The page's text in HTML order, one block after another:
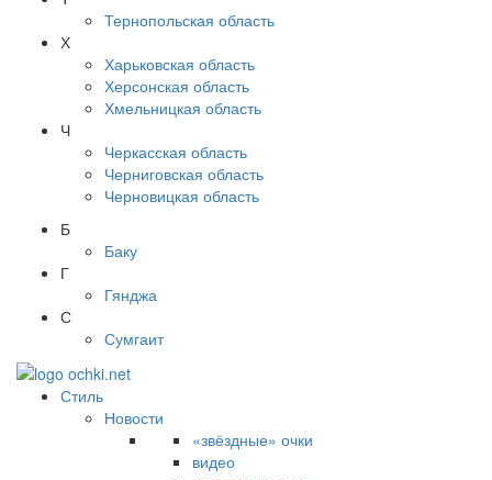
Тернопольская область
Х
Харьковская область
Херсонская область
Хмельницкая область
Ч
Черкасская область
Черниговская область
Черновицкая область
Б
Баку
Г
Гянджа
С
Сумгаит
Стиль
Новости
«звёздные» очки
видео